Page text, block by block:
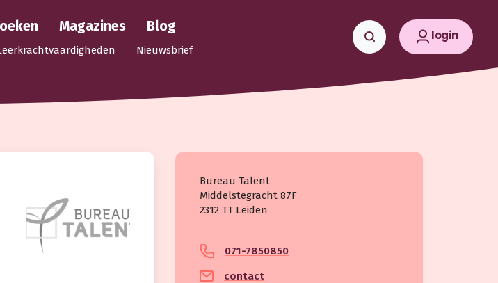
Magazines Blog
Nieuwsbrief
login
Bureau Talent
Middelstegracht 87F
2312 TT Leiden
071-7850850
contact